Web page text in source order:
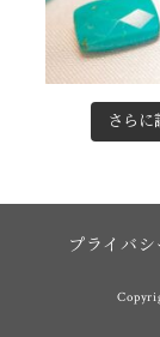
さらに
プライバ